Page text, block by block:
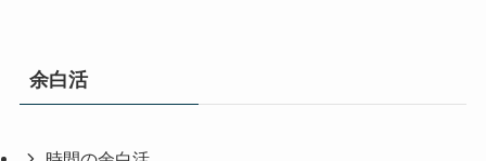
余白活